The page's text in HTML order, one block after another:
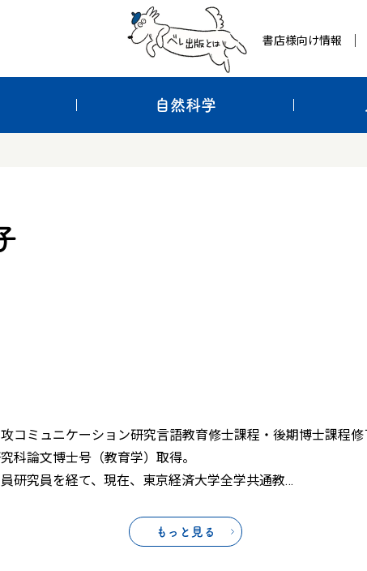
書店様向け情報
自然科学
コミュニケーション研究言語教育修士課程・後期博士課程修
科論文博士号（教育学）取得。
研究員を経て、現在、東京経済大学全学共通教…
もっと見る